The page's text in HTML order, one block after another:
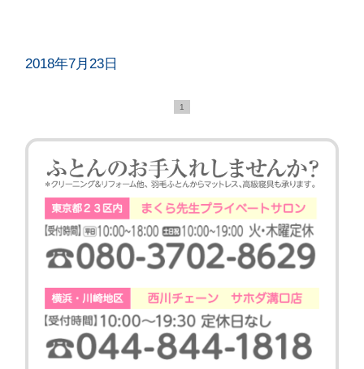
2018年7月23日
1